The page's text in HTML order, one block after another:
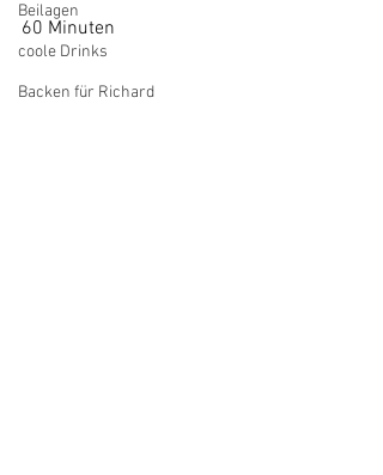
Beilagen
coole Drinks
Backen für Richard
60 Minuten